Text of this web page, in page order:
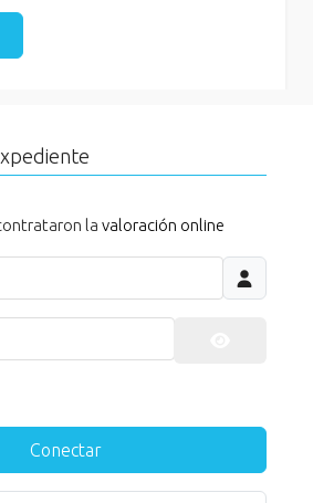
la valoración online
Conectar